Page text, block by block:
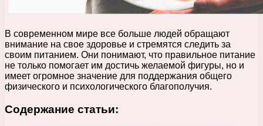
В современном мире все больше людей обращают
внимание на свое здоровье и стремятся следить за
своим питанием. Они понимают, что правильное питание
не только помогает им достичь желаемой фигуры, но и
имеет огромное значение для поддержания общего
физического и психологического благополучия.
Содержание статьи: